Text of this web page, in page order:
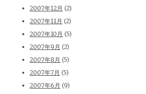
2007年12月 (2)
2007年11月 (2)
2007年10月 (5)
2007年9月 (2)
2007年8月 (5)
2007年7月 (5)
2007年6月 (9)